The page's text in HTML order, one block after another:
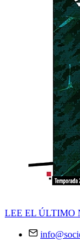
LEE EL ÚLTIMO